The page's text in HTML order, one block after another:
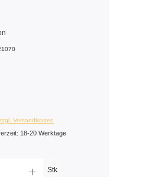
Versandkosten
18-20 Werktage
Stk